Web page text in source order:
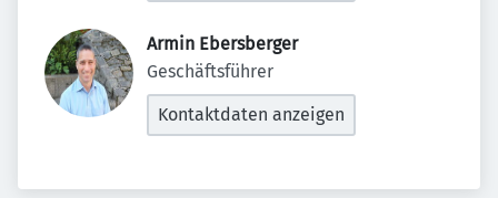
Armin Ebersberger
Geschäftsführer
Kontaktdaten anzeigen